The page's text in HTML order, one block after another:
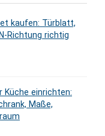
kaufen: Türblatt,
Richtung richtig
Küche einrichten:
Maße,